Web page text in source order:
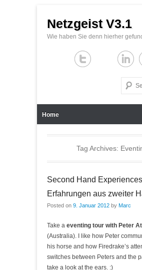
Netzgeist V3.1
Wie haben Sie denn hierher
Search
Home
Tag Archives:
Second Hand Experiences
Erfahrungen aus zweiter
Posted on 9. Januar 2012 by Marc
Take a eventing tour with Peter
(Australia). I like how Peter
his horse and how Firedrake’s
switches between Peters and the
take a look at the ears. :)